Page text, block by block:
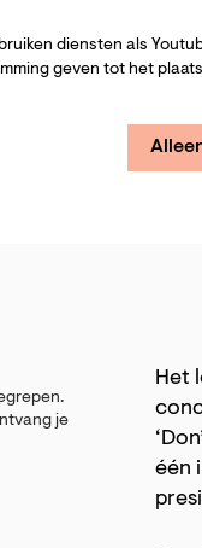
diensten als
geven tot het
Het
één
je